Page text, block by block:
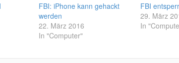
FBI: iPhone kann gehackt
werden
22. März 2016
In "Computer"
FBI
29. März
In